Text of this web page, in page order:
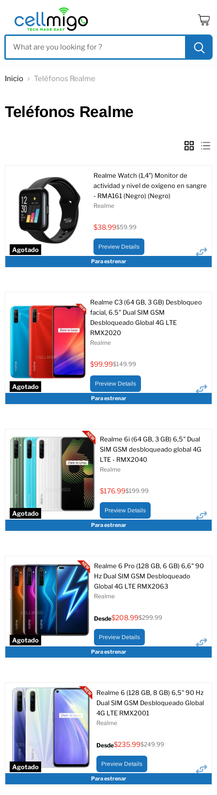
carrito
Inicio Teléfonos Realme
Teléfonos Realme
Agotado
Para estrenar
Realme Watch (1,4") Monitor de
actividad y nivel de oxígeno en sangre
- RMA161 (Negro) (Negro)
Realme
actual
$38.99$59.99
Preview Details
Agotado
Para estrenar
Realme C3 (64 GB, 3 GB) Desbloqueo
facial, 6.5" Dual SIM GSM
Desbloqueado Global 4G LTE
RMX2020
Realme
actual
$99.99$149.99
Preview Details
Agotado
Para estrenar
Realme 6i (64 GB, 3 GB) 6,5" Dual
SIM GSM desbloqueado global 4G
LTE - RMX2040
Realme
actual
$176.99$199.99
Preview Details
Agotado
Para estrenar
Realme 6 Pro (128 GB, 6 GB) 6,6" 90
Hz Dual SIM GSM Desbloqueado
Global 4G LTE RMX2063
Realme
Desde$208.99
original
$299.99
Preview Details
Agotado
Para estrenar
Realme 6 (128 GB, 8 GB) 6,5" 90 Hz
Dual SIM GSM Desbloqueado Global
4G LTE RMX2001
Realme
Desde$235.99
original
$249.99
Preview Details